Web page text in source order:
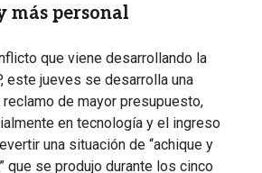
más personal
que viene desarrollando la
este jueves se desarrolla una
de mayor presupuesto,
en tecnología y el ingreso
una situación de “achique y
que se produjo durante los cinco